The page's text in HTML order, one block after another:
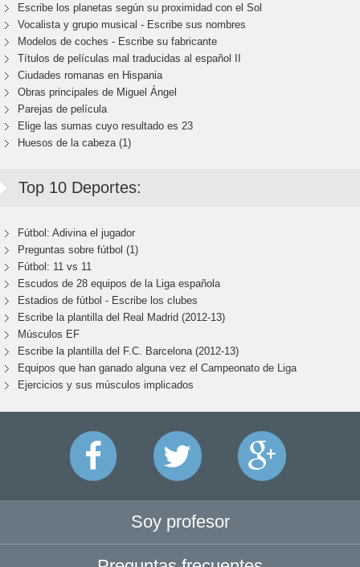
Escribe los planetas según su proximidad con el Sol
Vocalista y grupo musical - Escribe sus nombres
Modelos de coches - Escribe su fabricante
Títulos de películas mal traducidas al español II
Ciudades romanas en Hispania
Obras principales de Miguel Ángel
Parejas de película
Elige las sumas cuyo resultado es 23
Huesos de la cabeza (1)
Top 10 Deportes:
Fútbol: Adivina el jugador
Preguntas sobre fútbol (1)
Fútbol: 11 vs 11
Escudos de 28 equipos de la Liga española
Estadios de fútbol - Escribe los clubes
Escribe la plantilla del Real Madrid (2012-13)
Músculos EF
Escribe la plantilla del F.C. Barcelona (2012-13)
Equipos que han ganado alguna vez el Campeonato de Liga
Ejercicios y sus músculos implicados
Soy profesor